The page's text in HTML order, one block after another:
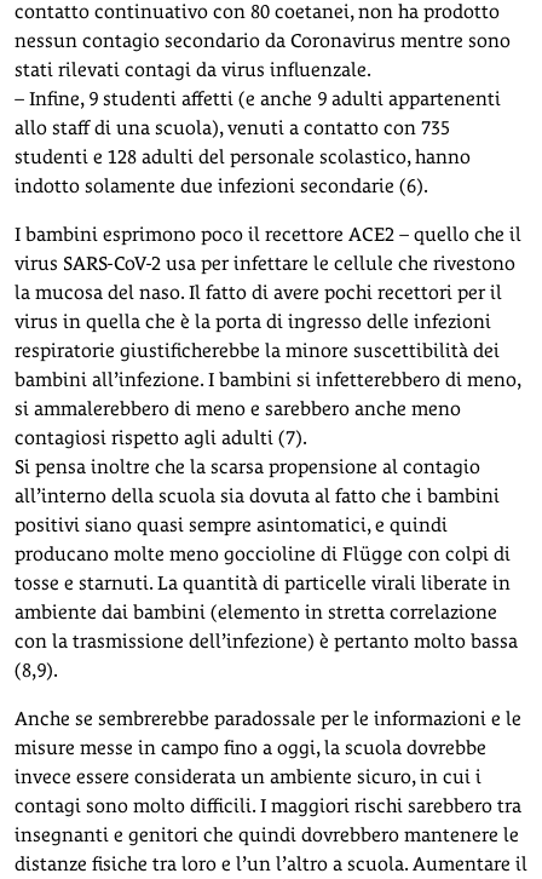
contatto continuativo con 80 coetanei, non ha prodotto
nessun contagio secondario da Coronavirus mentre sono
stati rilevati contagi da virus influenzale.
– Infine, 9 studenti affetti (e anche 9 adulti appartenenti
allo staff di una scuola), venuti a contatto con 735
studenti e 128 adulti del personale scolastico, hanno
indotto solamente due infezioni secondarie (6).
I bambini esprimono poco il recettore ACE2 – quello che il
virus SARS-CoV-2 usa per infettare le cellule che rivestono
la mucosa del naso. Il fatto di avere pochi recettori per il
virus in quella che è la porta di ingresso delle infezioni
respiratorie giustificherebbe la minore suscettibilità dei
bambini all’infezione. I bambini si infetterebbero di meno,
si ammalerebbero di meno e sarebbero anche meno
contagiosi rispetto agli adulti (7).
Si pensa inoltre che la scarsa propensione al contagio
all’interno della scuola sia dovuta al fatto che i bambini
positivi siano quasi sempre asintomatici, e quindi
producano molte meno goccioline di Flügge con colpi di
tosse e starnuti. La quantità di particelle virali liberate in
ambiente dai bambini (elemento in stretta correlazione
con la trasmissione dell’infezione) è pertanto molto bassa
(8,9).
Anche se sembrerebbe paradossale per le informazioni e le
misure messe in campo fino a oggi, la scuola dovrebbe
invece essere considerata un ambiente sicuro, in cui i
contagi sono molto difficili. I maggiori rischi sarebbero tra
insegnanti e genitori che quindi dovrebbero mantenere le
distanze fisiche tra loro e l’un l’altro a scuola. Aumentare il